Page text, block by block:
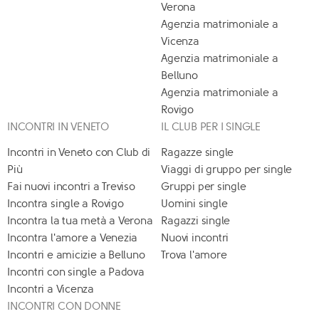
Verona
Agenzia matrimoniale a
Vicenza
Agenzia matrimoniale a
Belluno
Agenzia matrimoniale a
Rovigo
INCONTRI IN VENETO
Incontri in Veneto con Club di
Più
Fai nuovi incontri a Treviso
Incontra single a Rovigo
Incontra la tua metà a Verona
Incontra l'amore a Venezia
Incontri e amicizie a Belluno
Incontri con single a Padova
Incontri a Vicenza
IL CLUB PER I SINGLE
Ragazze single
Viaggi di gruppo per single
Gruppi per single
Uomini single
Ragazzi single
Nuovi incontri
Trova l'amore
INCONTRI CON DONNE